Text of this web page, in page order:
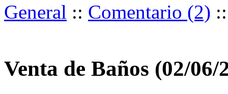
General :: Comentario (2)
Venta de Baños (02/